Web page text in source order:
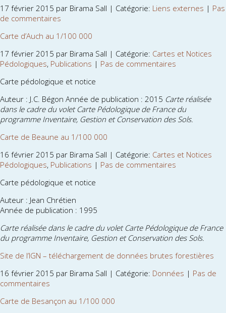
17 février 2015 par Birama Sall | Catégorie: Liens externes | Pas
de commentaires
Carte d’Auch au 1/100 000
17 février 2015 par Birama Sall | Catégorie: Cartes et Notices
Pédologiques, Publications | Pas de commentaires
Carte pédologique et notice
Auteur : J.C. Bégon Année de publication : 2015 Carte réalisée
dans le cadre du volet Carte Pédologique de France du
programme Inventaire, Gestion et Conservation des Sols.
Carte de Beaune au 1/100 000
16 février 2015 par Birama Sall | Catégorie: Cartes et Notices
Pédologiques, Publications | Pas de commentaires
Carte pédologique et notice
Auteur : Jean Chrétien
Année de publication : 1995
Carte réalisée dans le cadre du volet Carte Pédologique de France
du programme Inventaire, Gestion et Conservation des Sols.
Site de l’IGN – téléchargement de données brutes forestières
16 février 2015 par Birama Sall | Catégorie: Données | Pas de
commentaires
Carte de Besançon au 1/100 000